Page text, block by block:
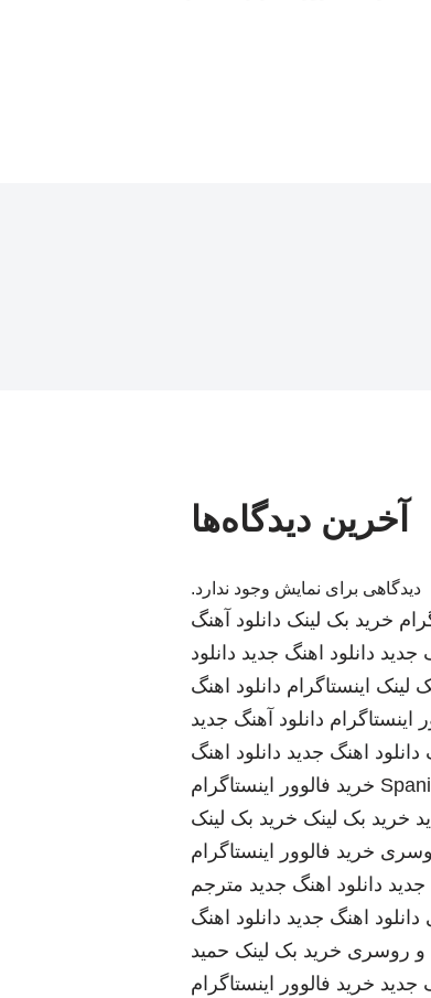
آخرین دیدگاه‌ها
دیدگاهی برای نمایش وجود ندارد.
خرید بک لینک دانلود آهنگ
جدید دانلود اهنگ جدید دانلود
لینک اینستاگرام دانلود اهنگ
اینستاگرام دانلود آهنگ جدید
دانلود اهنگ جدید دانلود اهنگ
خرید فالوور اینستاگرام
خرید بک لینک خرید بک لینک
خرید فالوور اینستاگرام
جدید دانلود اهنگ جدید مترجم
دانلود اهنگ جدید دانلود اهنگ
و روسری خرید بک لینک حمید
جدید خرید فالوور اینستاگرام